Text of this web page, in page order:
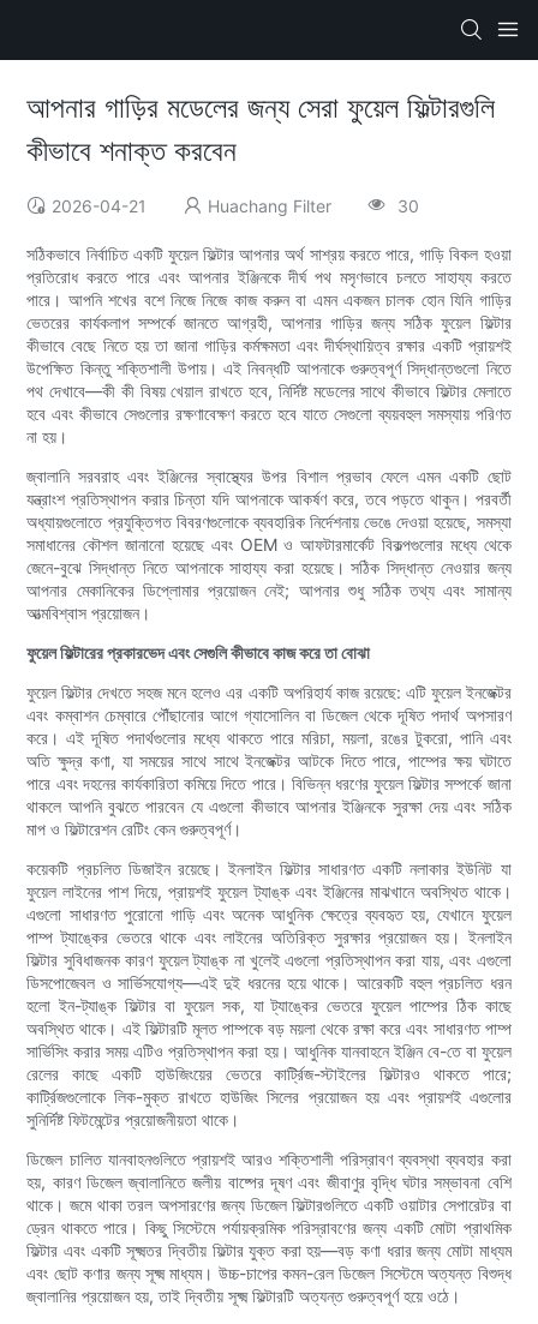
আপনার গাড়ির মডেলের জন্য সেরা ফুয়েল ফিল্টারগুলি
কীভাবে শনাক্ত করবেন
2026-04-21 Huachang Filter 30
সঠিকভাবে নির্বাচিত একটি ফুয়েল ফিল্টার আপনার অর্থ সাশ্রয় করতে পারে, গাড়ি বিকল হওয়া
প্রতিরোধ করতে পারে এবং আপনার ইঞ্জিনকে দীর্ঘ পথ মসৃণভাবে চলতে সাহায্য করতে
পারে। আপনি শখের বশে নিজে নিজে কাজ করুন বা এমন একজন চালক হোন যিনি গাড়ির
ভেতরের কার্যকলাপ সম্পর্কে জানতে আগ্রহী, আপনার গাড়ির জন্য সঠিক ফুয়েল ফিল্টার
কীভাবে বেছে নিতে হয় তা জানা গাড়ির কর্মক্ষমতা এবং দীর্ঘস্থায়িত্ব রক্ষার একটি প্রায়শই
উপেক্ষিত কিন্তু শক্তিশালী উপায়। এই নিবন্ধটি আপনাকে গুরুত্বপূর্ণ সিদ্ধান্তগুলো নিতে
পথ দেখাবে—কী কী বিষয় খেয়াল রাখতে হবে, নির্দিষ্ট মডেলের সাথে কীভাবে ফিল্টার মেলাতে
হবে এবং কীভাবে সেগুলোর রক্ষণাবেক্ষণ করতে হবে যাতে সেগুলো ব্যয়বহুল সমস্যায় পরিণত
না হয়।
জ্বালানি সরবরাহ এবং ইঞ্জিনের স্বাস্থ্যের উপর বিশাল প্রভাব ফেলে এমন একটি ছোট
যন্ত্রাংশ প্রতিস্থাপন করার চিন্তা যদি আপনাকে আকর্ষণ করে, তবে পড়তে থাকুন। পরবর্তী
অধ্যায়গুলোতে প্রযুক্তিগত বিবরণগুলোকে ব্যবহারিক নির্দেশনায় ভেঙে দেওয়া হয়েছে, সমস্যা
সমাধানের কৌশল জানানো হয়েছে এবং OEM ও আফটারমার্কেট বিকল্পগুলোর মধ্যে থেকে
জেনে-বুঝে সিদ্ধান্ত নিতে আপনাকে সাহায্য করা হয়েছে। সঠিক সিদ্ধান্ত নেওয়ার জন্য
আপনার মেকানিকের ডিপ্লোমার প্রয়োজন নেই; আপনার শুধু সঠিক তথ্য এবং সামান্য
আত্মবিশ্বাস প্রয়োজন।
ফুয়েল ফিল্টারের প্রকারভেদ এবং সেগুলি কীভাবে কাজ করে তা বোঝা
ফুয়েল ফিল্টার দেখতে সহজ মনে হলেও এর একটি অপরিহার্য কাজ রয়েছে: এটি ফুয়েল ইনজেক্টর
এবং কম্বাশন চেম্বারে পৌঁছানোর আগে গ্যাসোলিন বা ডিজেল থেকে দূষিত পদার্থ অপসারণ
করে। এই দূষিত পদার্থগুলোর মধ্যে থাকতে পারে মরিচা, ময়লা, রঙের টুকরো, পানি এবং
অতি ক্ষুদ্র কণা, যা সময়ের সাথে সাথে ইনজেক্টর আটকে দিতে পারে, পাম্পের ক্ষয় ঘটাতে
পারে এবং দহনের কার্যকারিতা কমিয়ে দিতে পারে। বিভিন্ন ধরণের ফুয়েল ফিল্টার সম্পর্কে জানা
থাকলে আপনি বুঝতে পারবেন যে এগুলো কীভাবে আপনার ইঞ্জিনকে সুরক্ষা দেয় এবং সঠিক
মাপ ও ফিল্টারেশন রেটিং কেন গুরুত্বপূর্ণ।
কয়েকটি প্রচলিত ডিজাইন রয়েছে। ইনলাইন ফিল্টার সাধারণত একটি নলাকার ইউনিট যা
ফুয়েল লাইনের পাশ দিয়ে, প্রায়শই ফুয়েল ট্যাঙ্ক এবং ইঞ্জিনের মাঝখানে অবস্থিত থাকে।
এগুলো সাধারণত পুরোনো গাড়ি এবং অনেক আধুনিক ক্ষেত্রে ব্যবহৃত হয়, যেখানে ফুয়েল
পাম্প ট্যাঙ্কের ভেতরে থাকে এবং লাইনের অতিরিক্ত সুরক্ষার প্রয়োজন হয়। ইনলাইন
ফিল্টার সুবিধাজনক কারণ ফুয়েল ট্যাঙ্ক না খুলেই এগুলো প্রতিস্থাপন করা যায়, এবং এগুলো
ডিসপোজেবল ও সার্ভিসযোগ্য—এই দুই ধরনের হয়ে থাকে। আরেকটি বহুল প্রচলিত ধরন
হলো ইন-ট্যাঙ্ক ফিল্টার বা ফুয়েল সক, যা ট্যাঙ্কের ভেতরে ফুয়েল পাম্পের ঠিক কাছে
অবস্থিত থাকে। এই ফিল্টারটি মূলত পাম্পকে বড় ময়লা থেকে রক্ষা করে এবং সাধারণত পাম্প
সার্ভিসিং করার সময় এটিও প্রতিস্থাপন করা হয়। আধুনিক যানবাহনে ইঞ্জিন বে-তে বা ফুয়েল
রেলের কাছে একটি হাউজিংয়ের ভেতরে কার্ট্রিজ-স্টাইলের ফিল্টারও থাকতে পারে;
কার্ট্রিজগুলোকে লিক-মুক্ত রাখতে হাউজিং সিলের প্রয়োজন হয় এবং প্রায়শই এগুলোর
সুনির্দিষ্ট ফিটমেন্টের প্রয়োজনীয়তা থাকে।
ডিজেল চালিত যানবাহনগুলিতে প্রায়শই আরও শক্তিশালী পরিস্রাবণ ব্যবস্থা ব্যবহার করা
হয়, কারণ ডিজেল জ্বালানিতে জলীয় বাষ্পের দূষণ এবং জীবাণুর বৃদ্ধি ঘটার সম্ভাবনা বেশি
থাকে। জমে থাকা তরল অপসারণের জন্য ডিজেল ফিল্টারগুলিতে একটি ওয়াটার সেপারেটর বা
ড্রেন থাকতে পারে। কিছু সিস্টেমে পর্যায়ক্রমিক পরিস্রাবণের জন্য একটি মোটা প্রাথমিক
ফিল্টার এবং একটি সূক্ষ্মতর দ্বিতীয় ফিল্টার যুক্ত করা হয়—বড় কণা ধরার জন্য মোটা মাধ্যম
এবং ছোট কণার জন্য সূক্ষ্ম মাধ্যম। উচ্চ-চাপের কমন-রেল ডিজেল সিস্টেমে অত্যন্ত বিশুদ্ধ
জ্বালানির প্রয়োজন হয়, তাই দ্বিতীয় সূক্ষ্ম ফিল্টারটি অত্যন্ত গুরুত্বপূর্ণ হয়ে ওঠে।